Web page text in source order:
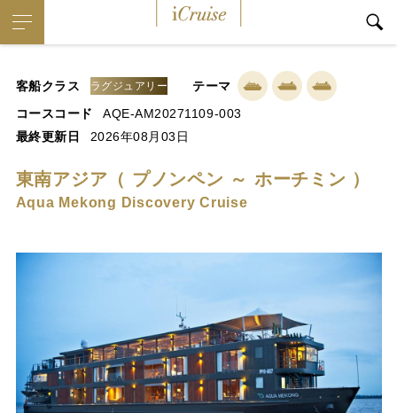
客船クラス ラグジュアリー
テーマ
コースコード
AQE-AM20271109-003
最終更新日
2026年08月03日
東南アジア（ プノンペン ～ ホーチミン ）
Aqua Mekong Discovery Cruise